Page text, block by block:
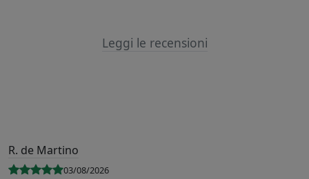
Leggi le recensioni
R. de Martino
03/08/2026